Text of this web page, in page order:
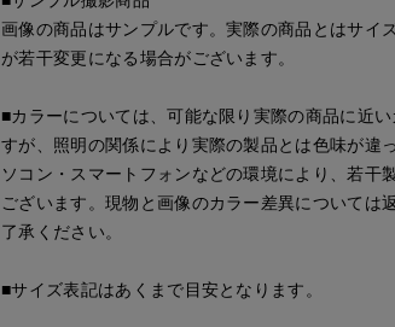
画像の商品はサンプルです。実際の商品とはサイ
が若干変更になる場合がございます。
■カラーについては、可能な限り実際の商品に近
すが、照明の関係により実際の製品とは色味が違
ソコン・スマートフォンなどの環境により、若干
ございます。現物と画像のカラー差異については
了承ください。
■サイズ表記はあくまで目安となります。